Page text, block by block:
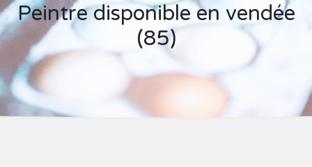
Peintre disponible en vendée
(85)